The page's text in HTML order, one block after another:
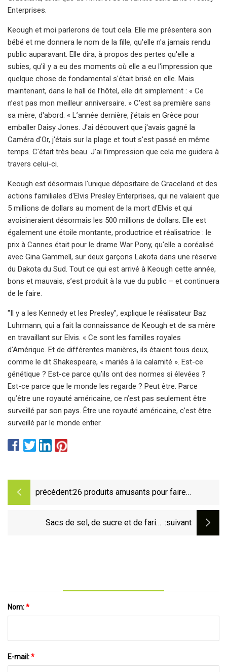
Enterprises.
Keough et moi parlerons de tout cela. Elle me présentera son
bébé et me donnera le nom de la fille, qu'elle n'a jamais rendu
public auparavant. Elle dira, à propos des pertes qu'elle a
subies, qu'il y a eu des moments où elle a eu l'impression que
quelque chose de fondamental s'était brisé en elle. Mais
maintenant, dans le hall de l’hôtel, elle dit simplement : « Ce
n’est pas mon meilleur anniversaire. » C'est sa première sans
sa mère, d'abord. « L’année dernière, j’étais en Grèce pour
emballer Daisy Jones. J'ai découvert que j'avais gagné la
Caméra d'Or, j'étais sur la plage et tout s'est passé en même
temps. C'était très beau. J’ai l’impression que cela me guidera à
travers celui-ci.
Keough est désormais l'unique dépositaire de Graceland et des
actions familiales d'Elvis Presley Enterprises, qui ne valaient que
5 millions de dollars au moment de la mort d'Elvis et qui
avoisineraient désormais les 500 millions de dollars. Elle est
également une étoile montante, productrice et réalisatrice : le
prix à Cannes était pour le drame War Pony, qu'elle a coréalisé
avec Gina Gammell, sur deux garçons Lakota dans une réserve
du Dakota du Sud. Tout ce qui est arrivé à Keough cette année,
bons et mauvais, s’est produit à la vue du public – et continuera
de le faire.
"Il y a les Kennedy et les Presley", explique le réalisateur Baz
Luhrmann, qui a fait la connaissance de Keough et de sa mère
en travaillant sur Elvis. « Ce sont les familles royales
d’Amérique. Et de différentes manières, ils étaient tous deux,
comme le dit Shakespeare, « mariés à la calamité ». Est-ce
génétique ? Est-ce parce qu’ils ont des normes si élevées ?
Est-ce parce que le monde les regarde ? Peut être. Parce
qu’être une royauté américaine, ce n’est pas seulement être
surveillé par son pays. Être une royauté américaine, c’est être
surveillé par le monde entier.
précédent:26 produits amusants pour faire
Sacs de sel, de sucre et de farine :suivant
Nom:*
E-mail:*